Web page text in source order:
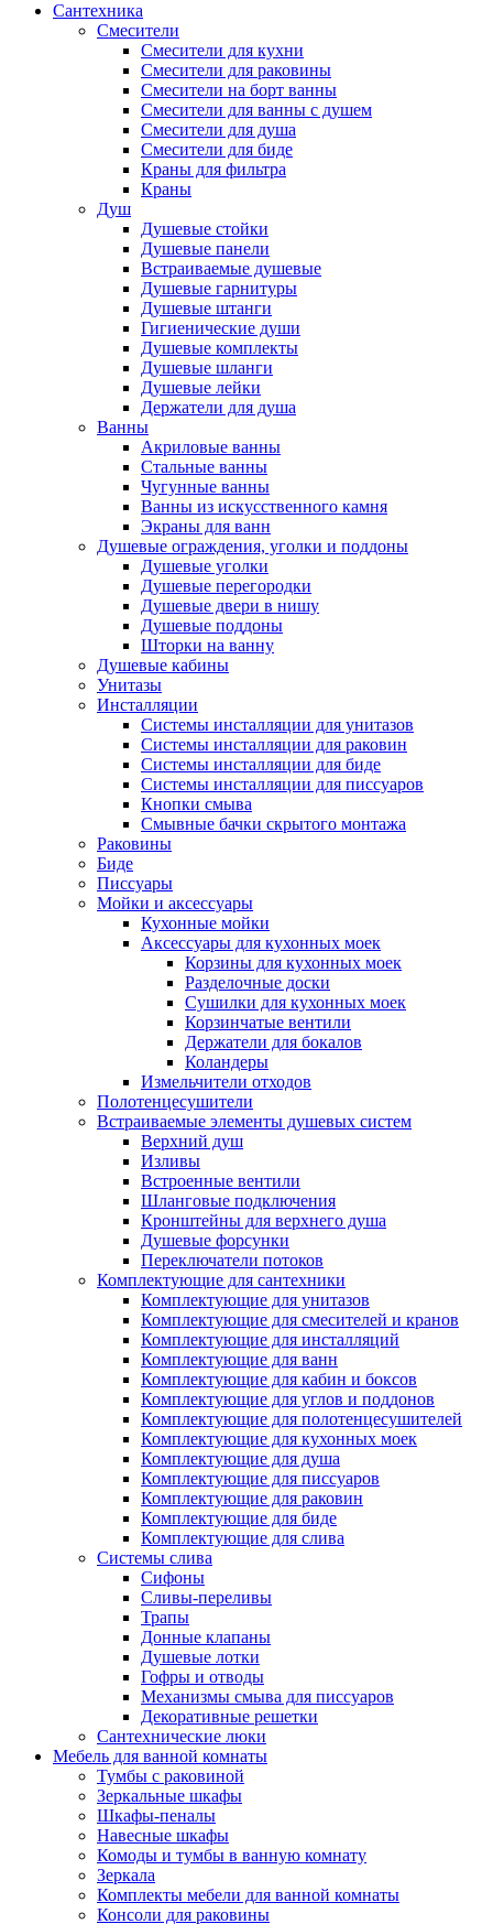
Сантехника
Смесители
Смесители для кухни
Смесители для раковины
Смесители на борт ванны
Смесители для ванны с душем
Смесители для душа
Смесители для биде
Краны для фильтра
Краны
Душ
Душевые стойки
Душевые панели
Встраиваемые душевые
Душевые гарнитуры
Душевые штанги
Гигиенические души
Душевые комплекты
Душевые шланги
Душевые лейки
Держатели для душа
Ванны
Акриловые ванны
Стальные ванны
Чугунные ванны
Ванны из искусственного камня
Экраны для ванн
Душевые ограждения, уголки и поддоны
Душевые уголки
Душевые перегородки
Душевые двери в нишу
Душевые поддоны
Шторки на ванну
Душевые кабины
Унитазы
Инсталляции
Системы инсталляции для унитазов
Системы инсталляции для раковин
Системы инсталляции для биде
Системы инсталляции для писсуаров
Кнопки смыва
Смывные бачки скрытого монтажа
Раковины
Биде
Писсуары
Мойки и аксессуары
Кухонные мойки
Аксессуары для кухонных моек
Корзины для кухонных моек
Разделочные доски
Сушилки для кухонных моек
Корзинчатые вентили
Держатели для бокалов
Коландеры
Измельчители отходов
Полотенцесушители
Встраиваемые элементы душевых систем
Верхний душ
Изливы
Встроенные вентили
Шланговые подключения
Кронштейны для верхнего душа
Душевые форсунки
Переключатели потоков
Комплектующие для сантехники
Комплектующие для унитазов
Комплектующие для смесителей и кранов
Комплектующие для инсталляций
Комплектующие для ванн
Комплектующие для кабин и боксов
Комплектующие для углов и поддонов
Комплектующие для полотенцесушителей
Комплектующие для кухонных моек
Комплектующие для душа
Комплектующие для писсуаров
Комплектующие для раковин
Комплектующие для биде
Комплектующие для слива
Системы слива
Сифоны
Сливы-переливы
Трапы
Донные клапаны
Душевые лотки
Гофры и отводы
Механизмы смыва для писсуаров
Декоративные решетки
Сантехнические люки
Мебель для ванной комнаты
Тумбы с раковиной
Зеркальные шкафы
Шкафы-пеналы
Навесные шкафы
Комоды и тумбы в ванную комнату
Зеркала
Комплекты мебели для ванной комнаты
Консоли для раковины